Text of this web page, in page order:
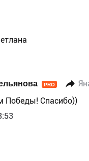
PRO
Победы! Спасибо))